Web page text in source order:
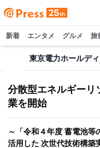
新着 エンタメ グルメ 旅
分散型エネルギーリ
業を開始
～「令和４年度 蓄電池等
活用した 次世代技術構築